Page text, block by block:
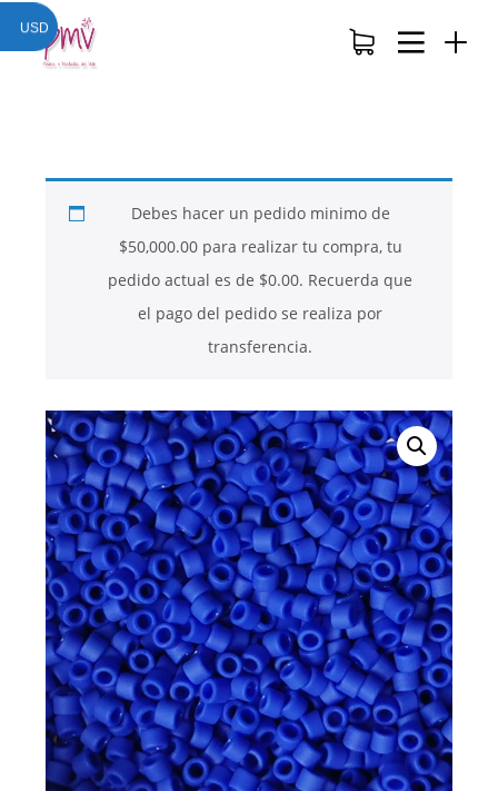
26
NOVIEMBRE
2017
QUE PIEDRAS
SE USAN PARA
BISUTERÍA Y
JOYERÍA
26
NOVIEMBRE
2017
QUE ES LA
MOSTACILLA?
26
NOVIEMBRE
2017
NUESTROS
CURSOS
Debes hacer un pedido minimo de
$50,000.00para realizar tu compra, tu
pedido actual es de $0.00. Recuerda que
el pago del pedido se realiza por
transferencia.
USD